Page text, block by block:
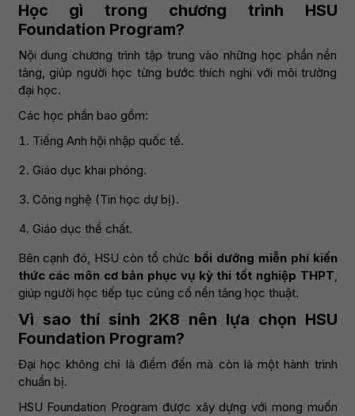
Học gì trong chương trình HSU
Foundation Program?
Nội dung chương trình tập trung vào những học phần nền
tảng, giúp người học từng bước thích nghi với môi trường
đại học.
Các học phần bao gồm:
Tiếng Anh hội nhập quốc tế.
Giáo dục khai phóng.
Công nghệ (Tin học dự bị).
Giáo dục thể chất.
Bên cạnh đó, HSU còn tổ chức bồi dưỡng miễn phí kiến
thức các môn cơ bản phục vụ kỳ thi tốt nghiệp THPT,
giúp người học tiếp tục củng cố nền tảng học thuật.
Vì sao thí sinh 2K8 nên lựa chọn HSU
Foundation Program?
Đại học không chỉ là điểm đến mà còn là một hành trình
chuẩn bị.
HSU Foundation Program được xây dựng với mong muốn